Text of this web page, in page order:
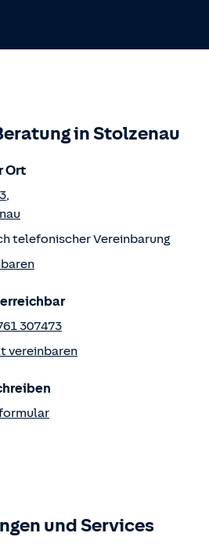
inStolzenau
Ort
,
telefonischer Vereinbarung
307473
vereinbaren
und Services